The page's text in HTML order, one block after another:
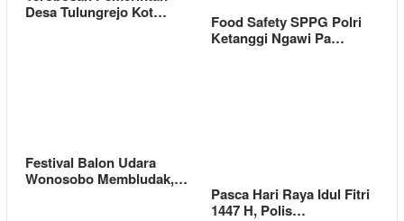
Desa Tulungrejo Kot…
Food Safety SPPG Polri
Ketanggi Ngawi Pa…
Festival Balon Udara
Wonosobo Membludak,…
Pasca Hari Raya Idul Fitri
1447 H, Polis…